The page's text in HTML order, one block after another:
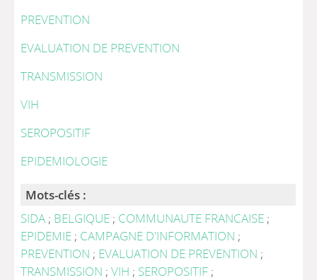
PREVENTION
EVALUATION DE PREVENTION
TRANSMISSION
VIH
SEROPOSITIF
EPIDEMIOLOGIE
Mots-clés :
SIDA ; BELGIQUE ; COMMUNAUTE FRANCAISE ;
EPIDEMIE ; CAMPAGNE D'INFORMATION ;
PREVENTION ; EVALUATION DE PREVENTION ;
TRANSMISSION ;VIH ; SEROPOSITIF ;